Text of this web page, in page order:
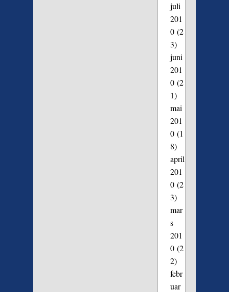
juli
201
0(2
3)
juni
201
0(2
1)
mai
201
0(1
8)
april
201
0(2
3)
mar
s
201
0(2
2)
febr
uar